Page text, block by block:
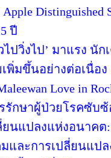
Distinguished
ปี
ไปวิ่งไป’ มาแรง นั
พิ่มขึ้นอย่างต่อเนื่อง
Love in
รรักษาผู้ป่วยโรคซั
ยนแปลงแห่งอนาค
และการเปลี่ยนแป